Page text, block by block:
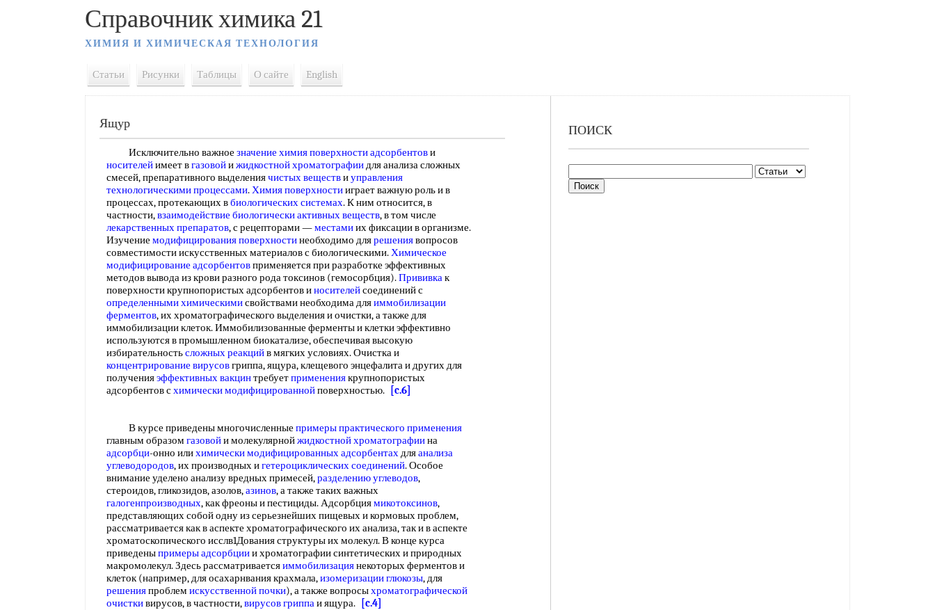
Справочник химика 21
ХИМИЯ И ХИМИЧЕСКАЯ ТЕХНОЛОГИЯ
Статьи Рисунки Таблицы О сайте English
Ящур
Исключительно важное значение химияповерхности адсорбентови
носителейимеет вгазовойижидкостной хроматографиидля анализа сложных
смесей, препаративного выделениячистых веществиуправления
технологическими процессами.Химия поверхностииграет важную роль и в
процессах, протекающих вбиологических системах. К ним относится, в
частности,взаимодействие биологически активных веществ, в том числе
лекарственных препаратов, с рецепторами —местамиих фиксации в организме.
Изучение модифицирования поверхностинеобходимо длярешениявопросов
совместимости искусственных материалов с биологическими.Химическое
модифицирование адсорбентовприменяется при разработке эффективных
методов вывода из крови разного рода токсинов (гемосорбция).Прививкак
поверхности крупнопористых адсорбентов иносителейсоединений с
определенными химическимисвойствами необходима дляиммобилизации
ферментов, их хроматографического выделения и очистки, а также для
иммобилизации клеток. Иммобилизованные ферменты и клетки эффективно
используются в промышленном биокатализе, обеспечивая высокую
избирательностьсложных реакцийв мягких условиях. Очистка и
концентрирование вирусовгриппа, ящура, клещевого энцефалита и других для
полученияэффективных вакцинтребуетприменениякрупнопористых
адсорбентов схимически модифицированнойповерхностью. [c.6]
В курсе приведены многочисленные примеры практического применения
главным образом газовойи молекулярнойжидкостной хроматографиина
адсорбци-онно илихимически модифицированных адсорбентахдляанализа
углеводородов, их производных игетероциклических соединений. Особое
внимание уделено анализу вредных примесей,разделению углеводов,
стероидов, гликозидов, азолов,азинов, а также таких важных
галогенпроизводных, как фреоны и пестициды. Адсорбциямикотоксинов,
представляющих собой одну из серьезнейших пищевых и кормовых проблем,
рассматривается как в аспекте хроматографического их анализа, так и в аспекте
хроматоскопического исслв1Дования структуры их молекул. В конце курса
приведеныпримеры адсорбциии хроматографии синтетических и природных
макромолекул. Здесь рассматриваетсяиммобилизациянекоторых ферментов и
клеток (например, для осахарнвания крахмала,изомеризации глюкозы, для
решенияпроблем искусственной почки), а также вопросыхроматографической
очисткивирусов, в частности,вирусов гриппаи ящура.
[c.4]
ПОИСК